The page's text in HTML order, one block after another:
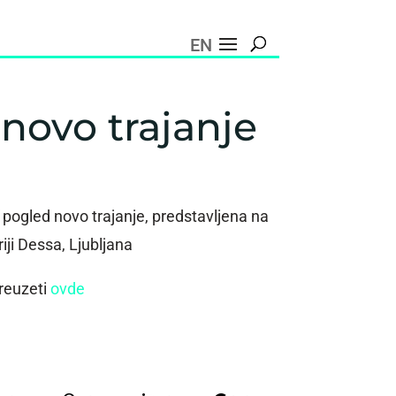
EN
trajanje
novo trajanje, predstavljena na
Dessa, Ljubljana
ovde